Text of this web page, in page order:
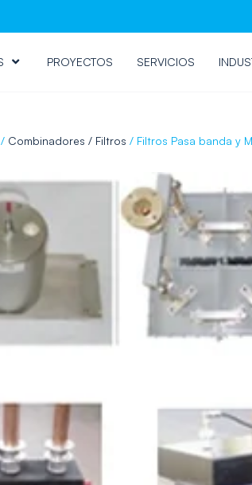
PROYECTOS SERVICIOS
/ Combinadores / Filtros / Filtros Pasa banda y